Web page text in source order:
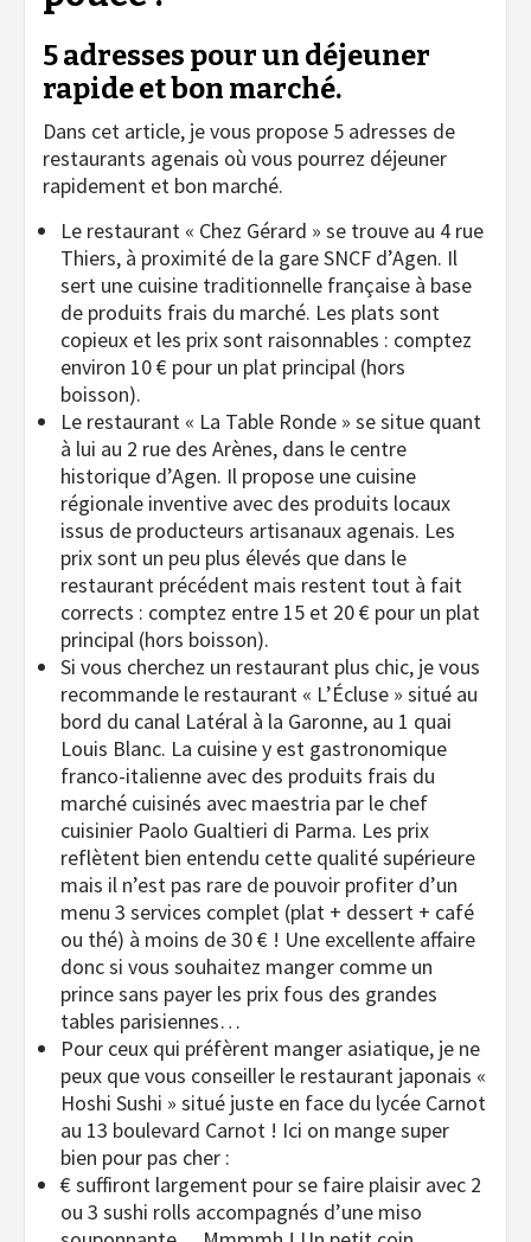
5 adresses pour un déjeuner
rapide et bon marché.
Dans cet article, je vous propose 5 adresses de
restaurants agenais où vous pourrez déjeuner
rapidement et bon marché.
Le restaurant « Chez Gérard » se trouve au 4 rue
Thiers, à proximité de la gare SNCF d’Agen. Il
sert une cuisine traditionnelle française à base
de produits frais du marché. Les plats sont
copieux et les prix sont raisonnables : comptez
environ 10 € pour un plat principal (hors
boisson).
Le restaurant « La Table Ronde » se situe quant
à lui au 2 rue des Arènes, dans le centre
historique d’Agen. Il propose une cuisine
régionale inventive avec des produits locaux
issus de producteurs artisanaux agenais. Les
prix sont un peu plus élevés que dans le
restaurant précédent mais restent tout à fait
corrects : comptez entre 15 et 20 € pour un plat
principal (hors boisson).
Si vous cherchez un restaurant plus chic, je vous
recommande le restaurant « L’Écluse » situé au
bord du canal Latéral à la Garonne, au 1 quai
Louis Blanc. La cuisine y est gastronomique
franco-italienne avec des produits frais du
marché cuisinés avec maestria par le chef
cuisinier Paolo Gualtieri di Parma. Les prix
reflètent bien entendu cette qualité supérieure
mais il n’est pas rare de pouvoir profiter d’un
menu 3 services complet (plat + dessert + café
ou thé) à moins de 30 € ! Une excellente affaire
donc si vous souhaitez manger comme un
prince sans payer les prix fous des grandes
tables parisiennes…
Pour ceux qui préfèrent manger asiatique, je ne
peux que vous conseiller le restaurant japonais «
Hoshi Sushi » situé juste en face du lycée Carnot
au 13 boulevard Carnot ! Ici on mange super
bien pour pas cher :
€ suffiront largement pour se faire plaisir avec 2
ou 3 sushi rolls accompagnés d’une miso